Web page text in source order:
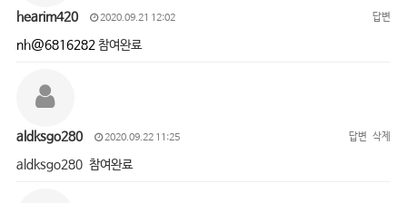
hearim420 2020.09.21 12:02 답변
nh@6816282참여완료
aldksgo280 2020.09.22 11:25 답변 삭제
aldksgo280 참여완료